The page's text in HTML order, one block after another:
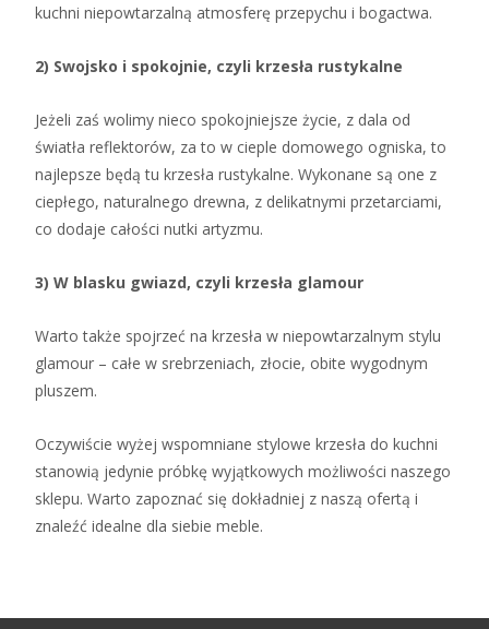
kuchni niepowtarzalną atmosferę przepychu i bogactwa.
2) Swojsko i spokojnie, czyli krzesła rustykalne
Jeżeli zaś wolimy nieco spokojniejsze życie, z dala od
światła reflektorów, za to w cieple domowego ogniska, to
najlepsze będą tu krzesła rustykalne. Wykonane są one z
ciepłego, naturalnego drewna, z delikatnymi przetarciami,
co dodaje całości nutki artyzmu.
3) W blasku gwiazd, czyli krzesła glamour
Warto także spojrzeć na krzesła w niepowtarzalnym stylu
glamour – całe w srebrzeniach, złocie, obite wygodnym
pluszem.
Oczywiście wyżej wspomniane stylowe krzesła do kuchni
stanowią jedynie próbkę wyjątkowych możliwości naszego
sklepu. Warto zapoznać się dokładniej z naszą ofertą i
znaleźć idealne dla siebie meble.